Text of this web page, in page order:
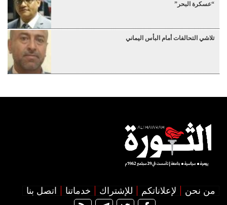
“عسكرة البحر”
تلاشي التحالفات أمام البأس اليماني
من نحن لإعلاناتكم للإشتراك خدماتنا اتصل بنا